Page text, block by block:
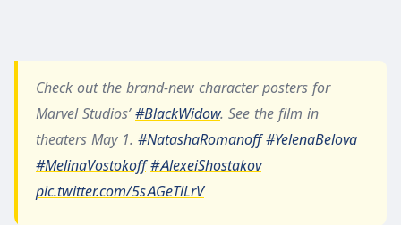
Check out the brand-new character posters for
Marvel Studios’ #BlackWidow. See the film in
theaters May 1. #NatashaRomanoff #YelenaBelova
#MelinaVostokoff #AlexeiShostakov
pic.twitter.com/5sAGeTlLrV